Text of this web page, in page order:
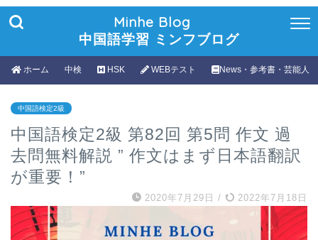
Minhe Blog
中国語学習 ミンフブログ
ホーム 中検 HSK WEBテスト News・参考書・芸能人
中国語検定2級
中国語検定2級 第82回 第5問 作文 過
去問無料解説 ” 作文はまず日本語翻訳
が重要！”
2020年7月29日 / 2022年7月18日